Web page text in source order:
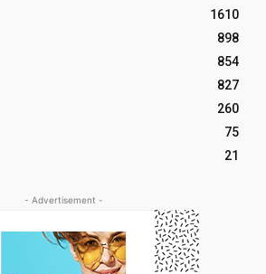
1610
898
854
827
260
75
21
- Advertisement -